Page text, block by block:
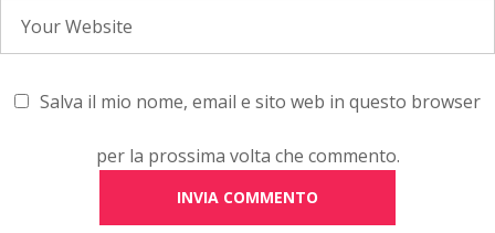
Salva il mio nome, email e sito web in questo browser
per la prossima volta che commento.